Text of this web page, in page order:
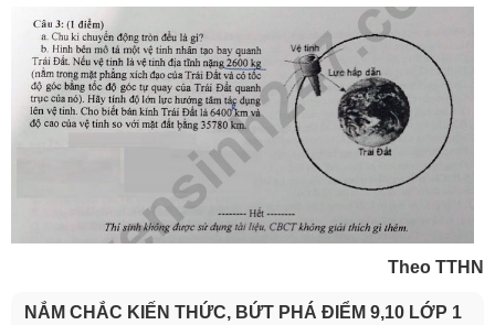
Theo TTHN
NẮM CHẮC KIẾN THỨC, BỨT PHÁ ĐIỂM 9,10 LỚP 1